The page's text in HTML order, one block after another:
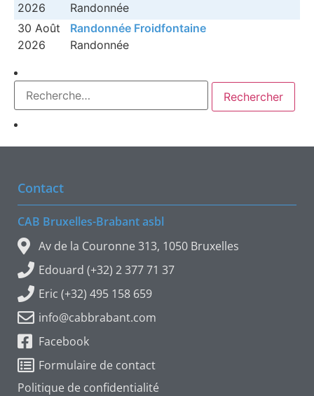
2026
Randonnée
30 Août
2026
Randonnée Froidfontaine
Randonnée
Contact
CAB Bruxelles-Brabant asbl
Av de la Couronne 313, 1050 Bruxelles
Edouard (+32) 2 377 71 37
Eric (+32) 495 158 659
info@cabbrabant.com
Facebook
Formulaire de contact
Politique de confidentialité